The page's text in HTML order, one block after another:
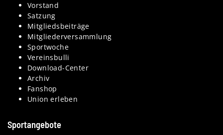
Vorstand
Satzung
Mitgliedsbeiträge
Mitgliederversammlung
Sportwoche
Vereinsbulli
Download-Center
Archiv
Fanshop
Union erleben
Sportangebote